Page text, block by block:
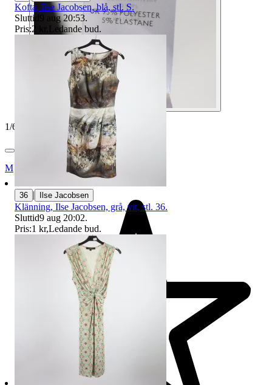
1/6
Myrorna
Kofta, Ilse Jacobsen, blå, stl. S.
Sluttid
9 aug 20:53.
Pris:2 kr Ledande bud.
36 | Ilse Jacobsen
Klänning, Ilse Jacobsen, grå, vit, stl. 36.
Sluttid9 aug 20:02.
Pris:1 kr,Ledande bud.